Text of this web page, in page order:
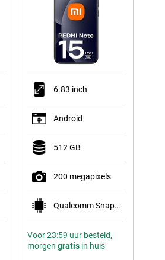
6.83 inch
Android
512 GB
200 megapixels
Qualcomm Snapdragon 7s Gen 4
Voor 23:59 uur besteld,
morgen gratisin huis